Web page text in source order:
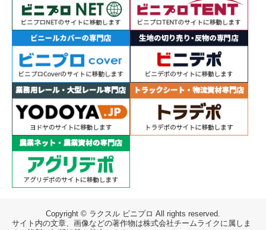
Copyright © ラクスル ビニプロ All rights reserved.
サイト内の文章、画像などの著作物は株式会社チームライクに属しま